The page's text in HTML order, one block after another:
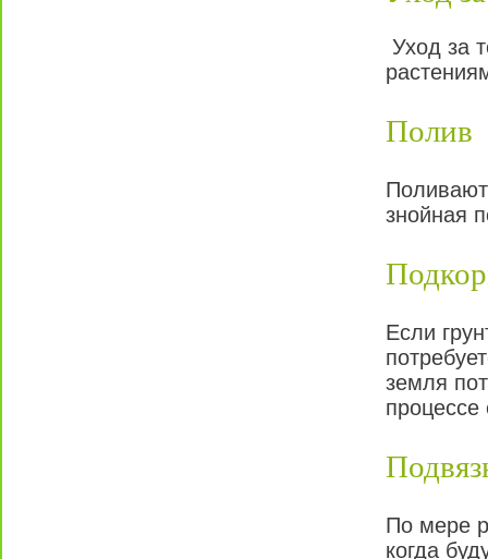
Уход за
Полив
знойная
Если
земля
процессе
По мере
когда